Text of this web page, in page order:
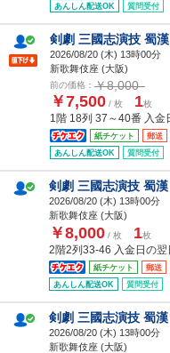
あんしん配送OK
質問受付
剣劇 三國志演技 蜀漢
2026/08/20 (木) 13時00分
新歌舞伎座 (大阪)
前の価格： ￥8,000
￥7,500 / 枚 1枚
1階 18列 37～40番 入金
紙チケット 郵送
あんしん配送OK
質問受付
剣劇 三國志演技 蜀漢
2026/08/20 (木) 13時00分
新歌舞伎座 (大阪)
￥8,000 / 枚 1枚
2階2列33-46 入金日の翌
紙チケット 郵送
あんしん配送OK
質問受付
剣劇 三國志演技 蜀漢
2026/08/20 (木) 13時00分
新歌舞伎座 (大阪)